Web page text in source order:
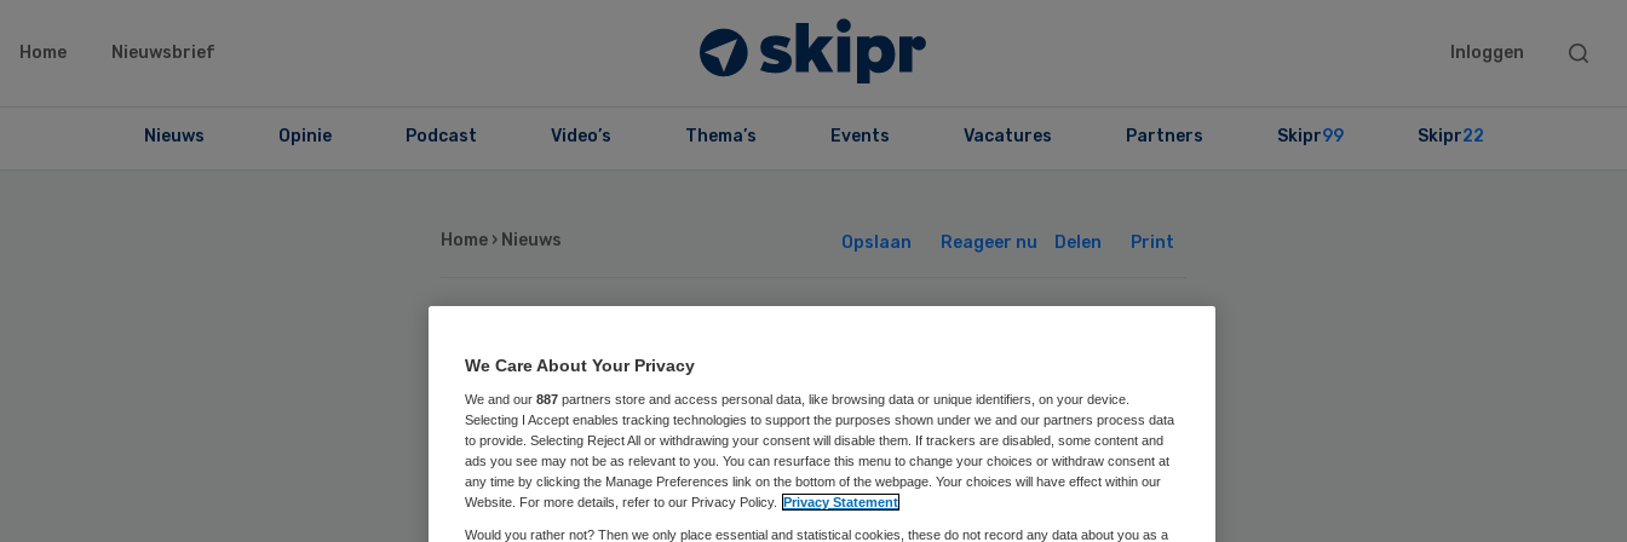
Home Nieuwsbrief Inloggen
Search
Nieuws Opinie Podcast Video’s Thema’s Events Vacatures Partners Skipr99 Skipr22
Home › Nieuws Opslaan Reageer nu Delen Print
135 Mensen met
brandwonden rond
feestdagen
We Care About Your Privacy
We and our 887 partners store and access personal data, like browsing data or unique identifiers, on your device.
Selecting I Accept enables tracking technologies to support the purposes shown under we and our partners process data
to provide. Selecting Reject All or withdrawing your consent will disable them. If trackers are disabled, some content and
ads you see may not be as relevant to you. You can resurface this menu to change your choices or withdraw consent at
any time by clicking the Manage Preferences link on the bottom of the webpage. Your choices will have effect within our
Website. For more details, refer to our Privacy Policy. Privacy Statement
Would you rather not? Then we only place essential and statistical cookies, these do not record any data about you as a